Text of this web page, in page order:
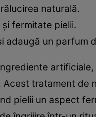
naturală.
fermitate pielii.
adaugă un parfum
tratament de
pielii un aspect